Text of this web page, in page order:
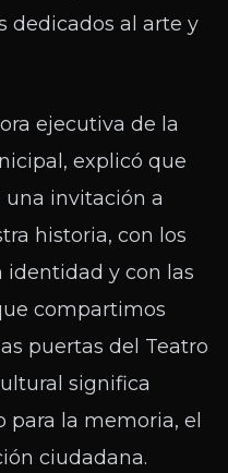
dedicados al arte y
ejecutiva de la
explicó que
una invitación a
historia, con los
identidad y con las
compartimos
puertas del Teatro
significa
la memoria, el
ciudadana.